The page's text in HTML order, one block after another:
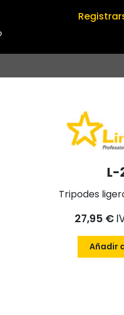
L-
Tripodes
27,95 €
Añadir